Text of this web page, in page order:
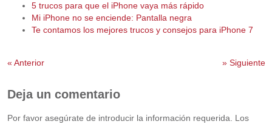
5 trucos para que el iPhone vaya más rápido
Mi iPhone no se enciende: Pantalla negra
Te contamos los mejores trucos y consejos para iPhone 7
« Anterior »Siguiente
Deja un comentario
Por favor asegúrate de introducir la información requerida. Los